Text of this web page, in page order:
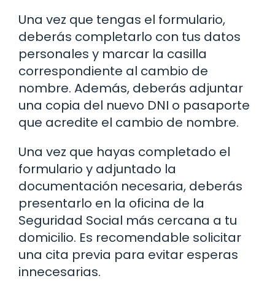
Una vez que tengas el formulario,
deberás completarlo con tus datos
personales y marcar la casilla
correspondiente al cambio de
nombre. Además, deberás adjuntar
una copia del nuevo DNI o pasaporte
que acredite el cambio de nombre.
Una vez que hayas completado el
formulario y adjuntado la
documentación necesaria, deberás
presentarlo en la oficina de la
Seguridad Social más cercana a tu
domicilio. Es recomendable solicitar
una cita previa para evitar esperas
innecesarias.